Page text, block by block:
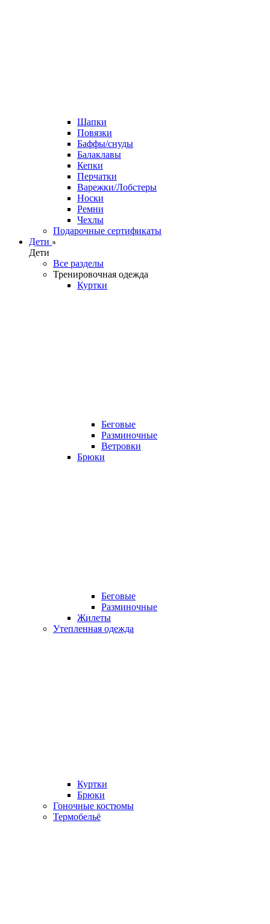
Шапки
Повязки
Баффы/снуды
Балаклавы
Кепки
Перчатки
Варежки/Лобстеры
Носки
Ремни
Чехлы
Подарочные сертификаты
Дети
Дети
Все разделы
Тренировочная одежда
Куртки
Беговые
Разминочные
Ветровки
Брюки
Беговые
Разминочные
Жилеты
Утепленная одежда
Куртки
Брюки
Гоночные костюмы
Термобельё